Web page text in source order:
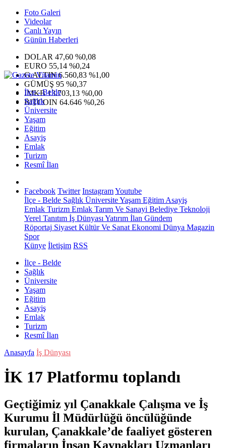
Foto Galeri
Videolar
Canlı Yayın
Günün Haberleri
DOLAR 47,60 %0,08
EURO 55,14 %0,24
G.ALTIN6.560,83 %1,00
GÜMÜŞ 95 %0,37
IMKB13.703,13 %0,00
BITCOIN 64.646 %0,26
İlçe - Belde
Sağlık
Üniversite
Yaşam
Eğitim
Asayiş
Emlak
Turizm
Resmî İlan
Facebook Twitter InstagramYoutube
İlçe - Belde Sağlık ÜniversiteYaşam Eğitim Asayiş
Emlak Turizm Emlak Tarım Ve Sanayi Belediye Teknoloji
Yerel Tanıtım İş Dünyası Yatırım İlan Gündem
Röportaj Siyaset Kültür Ve Sanat Ekonomi Dünya Magazin
Spor
Künye İletişim RSS
İlçe - Belde
Sağlık
Üniversite
Yaşam
Eğitim
Asayiş
Emlak
Turizm
Resmî İlan
Anasayfa İş Dünyası
İK 17 Platformu toplandı
Geçtiğimiz yıl Çanakkale Çalışma ve İş
Kurumu İl Müdürlüğü öncülüğünde
kurulan, Çanakkale’de faaliyet gösteren
firmaların İnsan Kaynakları Uzmanları